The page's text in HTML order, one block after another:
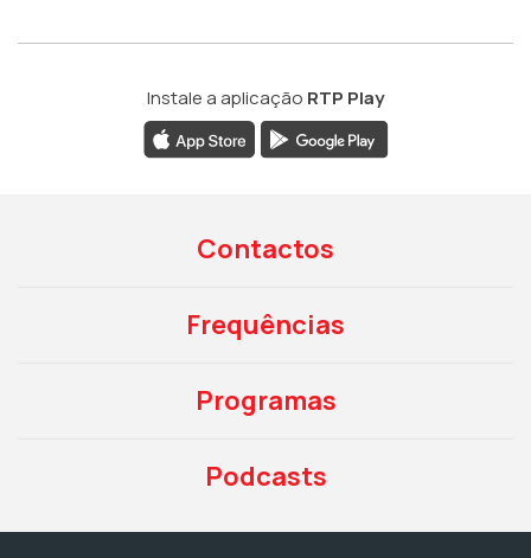
Instale a aplicação RTP Play
Contactos
Frequências
Programas
Podcasts